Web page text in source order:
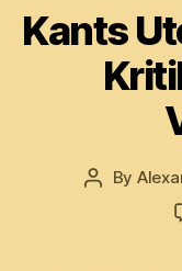
Kants
Post
By